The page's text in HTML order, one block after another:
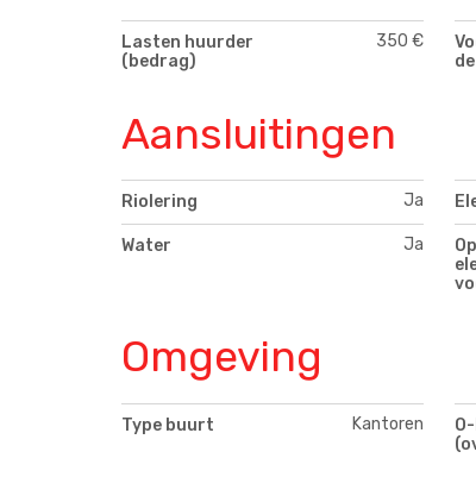
Lasten huurder
(bedrag)
350 €
Aansluitingen
Riolering Ja
Water Ja
Omgeving
Type buurt Kantoren